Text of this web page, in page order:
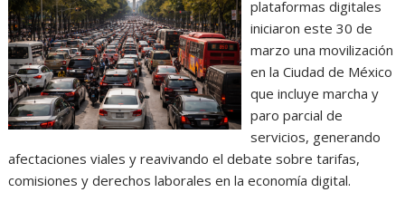
plataformas digitales
iniciaron este 30 de
marzo una movilización
en la Ciudad de México
que incluye marcha y
paro parcial de
servicios, generando
afectaciones viales y reavivando el debate sobre tarifas,
comisiones y derechos laborales en la economía digital.